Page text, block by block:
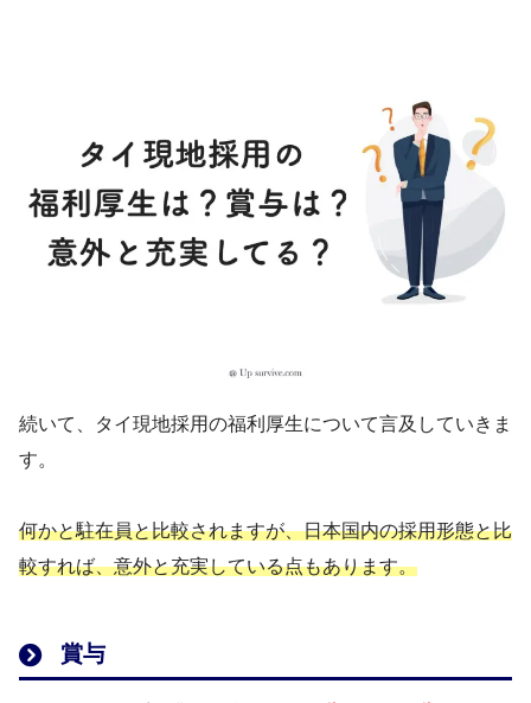
続いて、タイ現地採用の福利厚生について言及していきま
す。
何かと駐在員と比較されますが、日本国内の採用形態と比
較すれば、意外と充実している点もあります。
賞与